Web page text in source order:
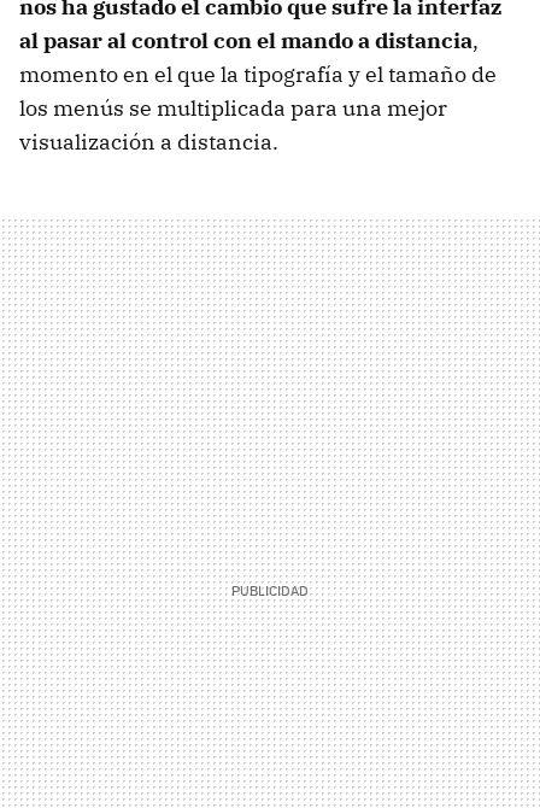
nos ha gustado el cambio que sufre la interfaz
al pasar al control con el mando a distancia,
momento en el que la tipografía y el tamaño de
los menús se multiplicada para una mejor
visualización a distancia.